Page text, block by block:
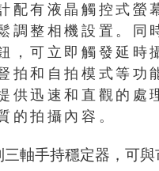
配有液晶觸控式螢
調整相機設置。同
，可立即觸發延時
拍和自拍模式等功
供迅速和直觀的處
的拍攝內容。
三軸手持穩定器，可